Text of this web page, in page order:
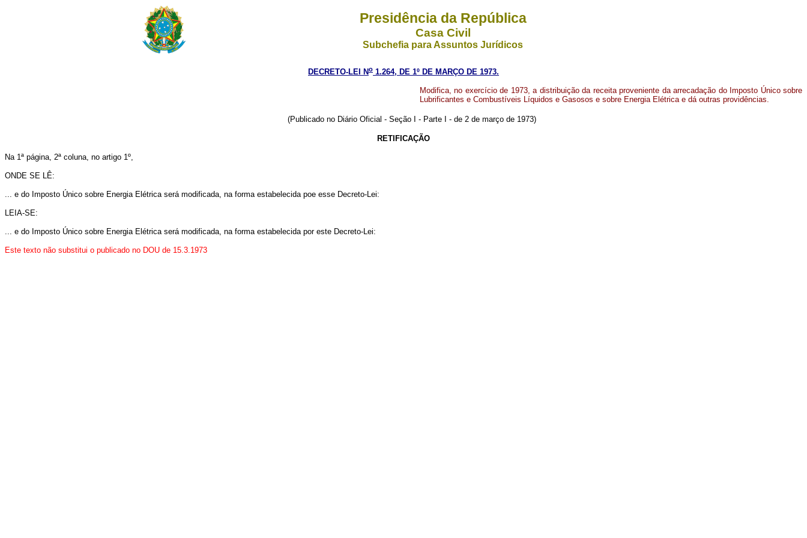
Presidência da República
Casa Civil
Subchefia para Assuntos Jurídicos
DECRETO-LEI No 1.264, DE 1º DE MARÇO DE 1973.
Modifica, no exercício de 1973, a distribuição da receita proveniente da arrecadação do Imposto Único sobre
Lubrificantes e Combustíveis Líquidos e Gasosos e sobre Energia Elétrica e dá outras providências.
(Publicado no Diário Oficial - Seção I - Parte I - de 2 de março de 1973)
RETIFICAÇÃO
Na 1ª página, 2ª coluna, no artigo 1º,
ONDE SE LÊ:
... e do Imposto Único sobre Energia Elétrica será modificada, na forma estabelecida poe esse Decreto-Lei:
LEIA-SE:
... e do Imposto Único sobre Energia Elétrica será modificada, na forma estabelecida por este Decreto-Lei:
Este texto não substitui o publicado no DOU de 15.3.1973